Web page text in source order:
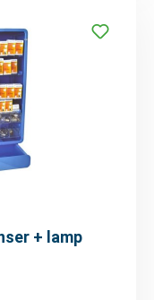
+ lamp